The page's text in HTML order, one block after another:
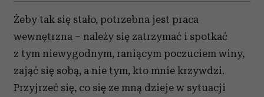
Żeby tak się stało, potrzebna jest praca
wewnętrzna – należy się zatrzymać i spotkać
z tym niewygodnym, raniącym poczuciem winy,
zająć się sobą, a nie tym, kto mnie krzywdzi.
Przyjrzeć się, co się ze mną dzieje w sytuacji